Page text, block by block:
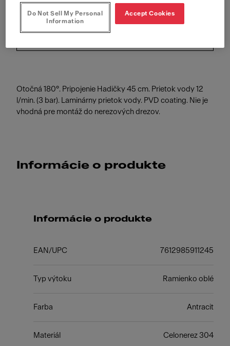
Farba
Otočná 180°. Pripojenie Hadičky 45 cm. Prietok vody 12
l/min. (3 bar). Laminárny prietok vody. PVD coating. Nie je
vhodná pre montáž do nerezových drezov.
Informácie o produkte
Informácie o produkte
EAN/UPC 7612985911245
Typ výtoku Ramienko oblé
Farba Antracit
Materiál Celonerez 304
Do Not Sell My Personal
Information
Accept Cookies